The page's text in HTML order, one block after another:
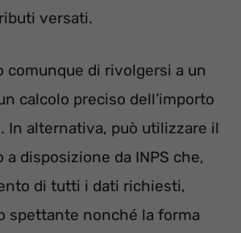
versati.
comunque di rivolgersi a un
calcolo preciso dell’importo
In alternativa, può utilizzare il
a disposizione da INPS che,
di tutti i dati richiesti,
spettante nonché la forma